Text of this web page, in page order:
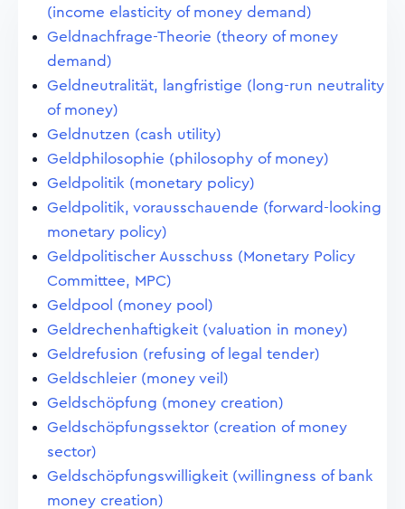
(income elasticity of money demand)
Geldnachfrage-Theorie (theory of money
demand)
Geldneutralität, langfristige (long-run neutrality
of money)
Geldnutzen (cash utility)
Geldphilosophie (philosophy of money)
Geldpolitik (monetary policy)
Geldpolitik, vorausschauende (forward-looking
monetary policy)
Geldpolitischer Ausschuss (Monetary Policy
Committee, MPC)
Geldpool (money pool)
Geldrechenhaftigkeit (valuation in money)
Geldrefusion (refusing of legal tender)
Geldschleier (money veil)
Geldschöpfung (money creation)
Geldschöpfungssektor (creation of money
sector)
Geldschöpfungswilligkeit (willingness of bank
money creation)